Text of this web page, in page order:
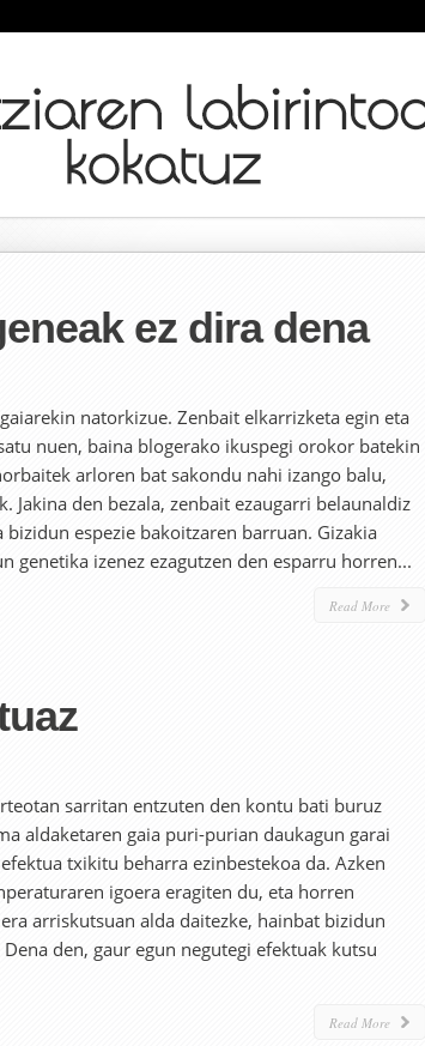
ez dira dena
natorkizue. Zenbait elkarrizketa egin eta
nuen, baina blogerako ikuspegi orokor batekin
arloren bat sakondu nahi izango balu,
Jakina den bezala, zenbait ezaugarri belaunaldiz
espezie bakoitzaren barruan. Gizakia
genetika izenez ezagutzen den esparru horren...
Read More
sarritan entzuten den kontu bati buruz
aldaketaren gaia puri-purian daukagun garai
txikitu beharra ezinbestekoa da. Azken
igoera eragiten du, eta horren
arriskutsuan alda daitezke, hainbat bizidun
den, gaur egun negutegi efektuak kutsu
Read More